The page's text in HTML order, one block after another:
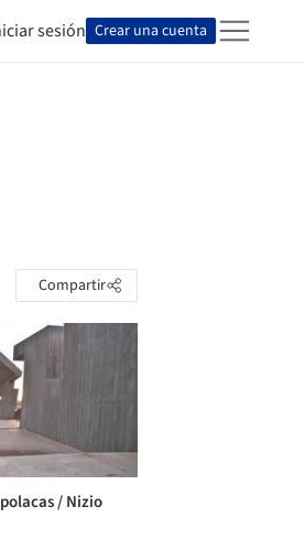
sesión Crear una cuenta
Compartir
/ Nizio